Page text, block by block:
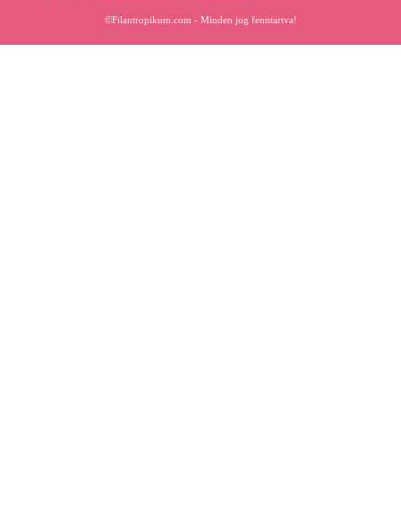
©Filantropikum.com - Minden jog fenntartva!